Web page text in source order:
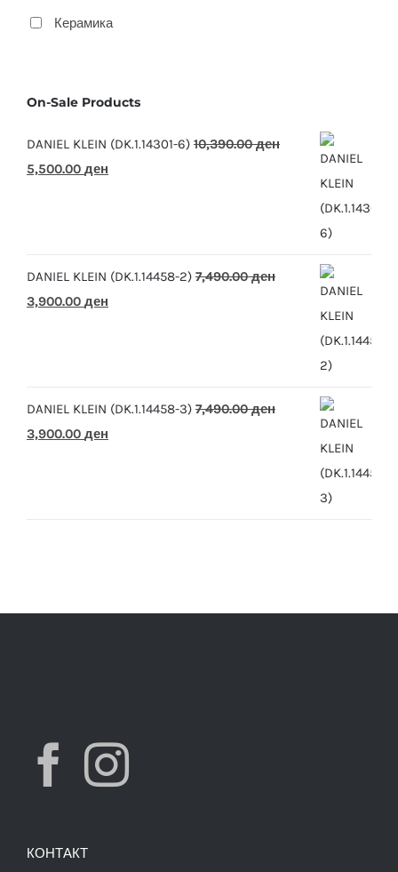
Керамика
On-Sale Products
DANIEL KLEIN (DK.1.14301-6) 10,390.00ден
Original
5,500.00 ден
DANIEL KLEIN (DK.1.14458-2) 7,490.00ден
Original
3,900.00 ден
DANIEL KLEIN (DK.1.14458-3) 7,490.00ден
Original
3,900.00 ден
КОНТАКТ